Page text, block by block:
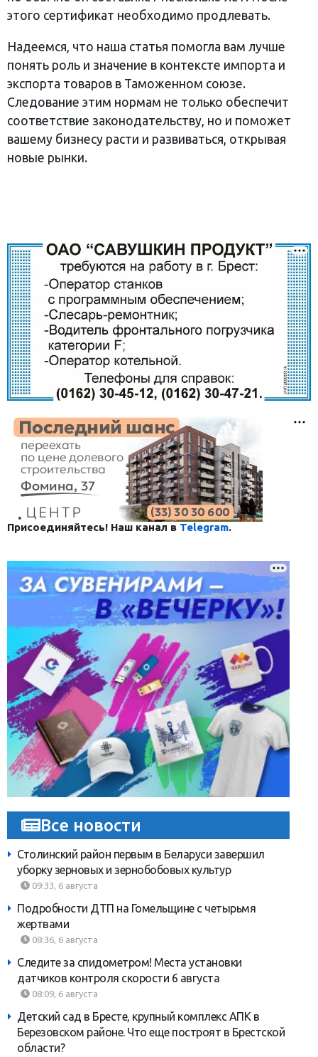
этого сертификат необходимо продлевать.
Надеемся, что наша статья помогла вам лучше
понять роль и значение в контексте импорта и
экспорта товаров в Таможенном союзе.
Следование этим нормам не только обеспечит
соответствие законодательству, но и поможет
вашему бизнесу расти и развиваться, открывая
новые рынки.
Присоединяйтесь! Наш канал в Telegram.
Все новости
Столинский район первым в Беларуси завершил
уборку зерновых и зернобобовых культур
09:33, 6 августа
Подробности ДТП на Гомельщине с четырьмя
жертвами
08:36, 6 августа
Следите за спидометром! Места установки
датчиков контроля скорости 6 августа
08:09, 6 августа
Детский сад в Бресте, крупный комплекс АПК в
Березовском районе. Что еще построят в Брестской
области?